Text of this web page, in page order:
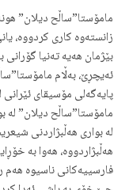
مامۆستا”ساڵح دیلان”
زانستەوە کاری کردووە،
بێژمان هەیە تەنیا
ئەیچڕێ، بەڵام
پایەگەلی مۆسیقای ئێرانی
مامۆستا”ساڵح دیلان” لە
لە بواری هەڵبژاردنی
هەڵبژاردووە، هەوا بە
فارسییەکانی ناسیوە